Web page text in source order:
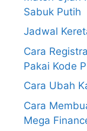
Sabuk Putih
Jadwal
Cara
Pakai Kode
Cara Ubah
Cara
Mega